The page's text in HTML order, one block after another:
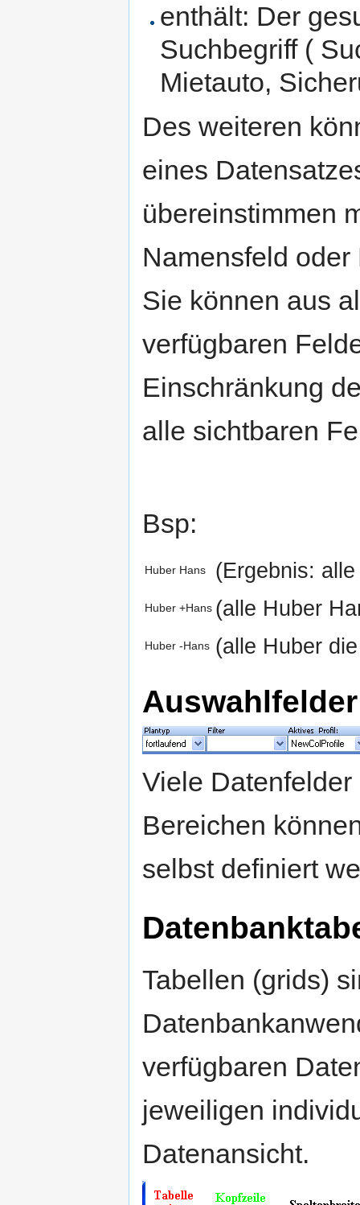
enthält: Der
Suchbegriff (
Mietauto,
Des weiteren
eines
übereinstimmen
Namensfeld
Sie können aus
verfügbaren
Einschränkung
alle sichtbaren
Bsp:
Huber Hans (Ergebnis:
Huber +Hans (alle Huber
Huber -Hans (alle Huber
Auswahlfelder
Viele
Bereichen
selbst definiert
Tabellen (grids)
verfügbaren
jeweiligen
Datenansicht.